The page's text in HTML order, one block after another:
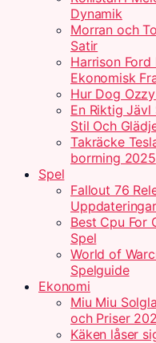
Dynamik
Morran och
Satir
Harrison
Ekonomisk
Hur Dog
En Riktig Jävl
Stil Och
Takräcke
borrning 2025
Spel
Fallout 76
Uppdateringar
Best Cpu For
Spel
World of
Spelguide
Ekonomi
Miu Miu
och Priser
Käken låser